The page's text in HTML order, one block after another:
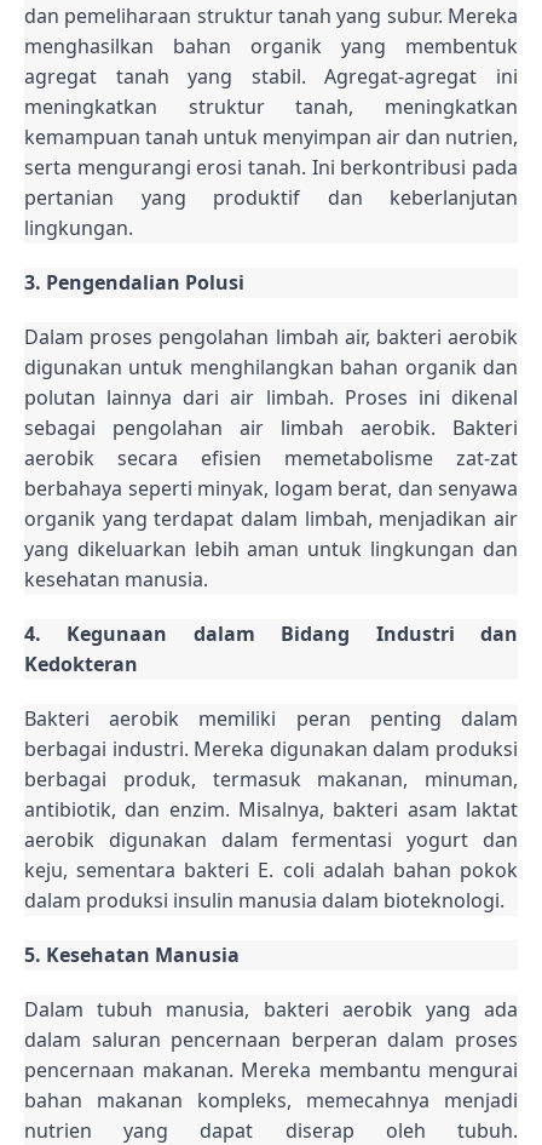
dan pemeliharaan struktur tanah yang subur. Mereka
menghasilkan bahan organik yang membentuk
agregat tanah yang stabil. Agregat-agregat ini
meningkatkan struktur tanah, meningkatkan
kemampuan tanah untuk menyimpan air dan nutrien,
serta mengurangi erosi tanah. Ini berkontribusi pada
pertanian yang produktif dan keberlanjutan
lingkungan.
3. Pengendalian Polusi
Dalam proses pengolahan limbah air, bakteri aerobik
digunakan untuk menghilangkan bahan organik dan
polutan lainnya dari air limbah. Proses ini dikenal
sebagai pengolahan air limbah aerobik. Bakteri
aerobik secara efisien memetabolisme zat-zat
berbahaya seperti minyak, logam berat, dan senyawa
organik yang terdapat dalam limbah, menjadikan air
yang dikeluarkan lebih aman untuk lingkungan dan
kesehatan manusia.
4. Kegunaan dalam Bidang Industri dan
Kedokteran
Bakteri aerobik memiliki peran penting dalam
berbagai industri. Mereka digunakan dalam produksi
berbagai produk, termasuk makanan, minuman,
antibiotik, dan enzim. Misalnya, bakteri asam laktat
aerobik digunakan dalam fermentasi yogurt dan
keju, sementara bakteri E. coli adalah bahan pokok
dalam produksi insulin manusia dalam bioteknologi.
5. Kesehatan Manusia
Dalam tubuh manusia, bakteri aerobik yang ada
dalam saluran pencernaan berperan dalam proses
pencernaan makanan. Mereka membantu mengurai
bahan makanan kompleks, memecahnya menjadi
nutrien yang dapat diserap oleh tubuh.